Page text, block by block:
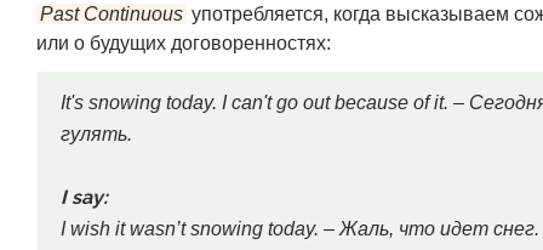
Past Continuous употребляется, когда высказываем
или о будущих договоренностях:
It's snowing today. I can't go out because of it. –
гулять.
I say:
I wish it wasn’t snowing today. – Жаль, что идет